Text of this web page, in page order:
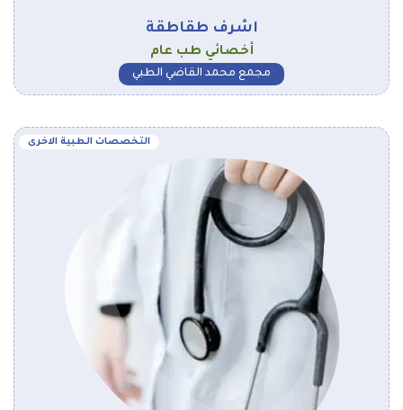
اشرف طقاطقة
أخصائي طب عام
مجمع محمد القاضي الطبي
التخصصات الطبية الاخرى